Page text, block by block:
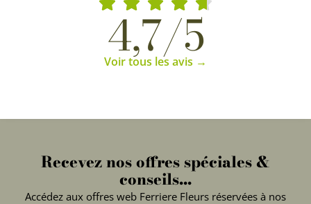
4,7/5
Voir tous les avis →
Recevez nos offres spéciales &
conseils...
Accédez aux offres web Ferriere Fleurs réservées à nos